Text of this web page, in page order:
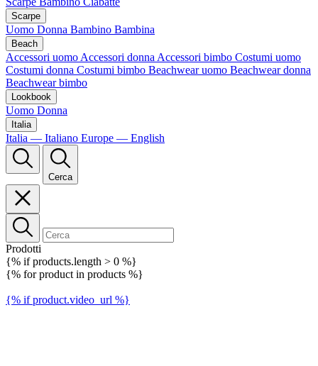
Scarpe
Uomo Donna Bambino Bambina
Beach
Accessori uomo Accessori donna Accessori bimbo Costumi uomo
Costumi donna Costumi bimbo Beachwear uomo Beachwear donna
Beachwear bimbo
Lookbook
Uomo Donna
Italia
Italia — Italiano Europe — English
Cerca
Prodotti
{% if products.length > 0 %}
{% for product in products %}
{% if product.video_url %}